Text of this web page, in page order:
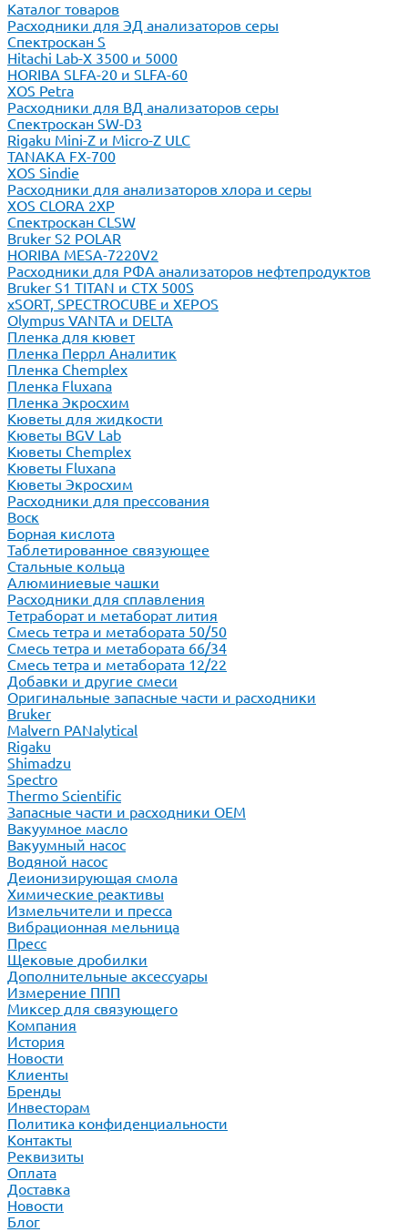
Каталог товаров
Расходники для ЭД анализаторов серы
Спектроскан S
Hitachi Lab-X 3500 и 5000
HORIBA SLFA-20 и SLFA-60
XOS Petra
Расходники для ВД анализаторов серы
Спектроскан SW-D3
Rigaku Mini-Z и Micro-Z ULC
TANAKA FX-700
XOS Sindie
Расходники для анализаторов хлора и серы
XOS CLORA 2XP
Спектроскан CLSW
Bruker S2 POLAR
HORIBA MESA-7220V2
Расходники для РФА анализаторов нефтепродуктов
Bruker S1 TITAN и CTX 500S
xSORT, SPECTROCUBE и XEPOS
Olympus VANTA и DELTA
Пленка для кювет
Пленка Перрл Аналитик
Пленка Chemplex
Пленка Fluxana
Пленка Экросхим
Кюветы для жидкости
Кюветы BGV Lab
Кюветы Chemplex
Кюветы Fluxana
Кюветы Экросхим
Расходники для прессования
Воск
Борная кислота
Таблетированное связующее
Стальные кольца
Алюминиевые чашки
Расходники для сплавления
Тетраборат и метаборат лития
Смесь тетра и метабората 50/50
Смесь тетра и метабората 66/34
Смесь тетра и метабората 12/22
Добавки и другие смеси
Оригинальные запасные части и расходники
Bruker
Malvern PANalytical
Rigaku
Shimadzu
Spectro
Thermo Scientific
Запасные части и расходники ОЕМ
Вакуумное масло
Вакуумный насос
Водяной насос
Деионизирующая смола
Химические реактивы
Измельчители и пресса
Вибрационная мельница
Пресс
Щековые дробилки
Дополнительные аксессуары
Измерение ППП
Миксер для связующего
Компания
История
Новости
Клиенты
Бренды
Инвесторам
Политика конфиденциальности
Контакты
Реквизиты
Оплата
Доставка
Новости
Блог